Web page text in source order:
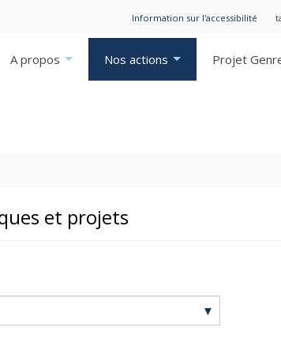
Information sur l'accessibilité
A propos Nos actions Projet
et projets